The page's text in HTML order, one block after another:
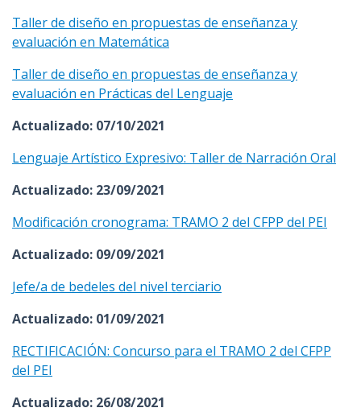
Taller de diseño en propuestas de enseñanza y
evaluación en Matemática
Taller de diseño en propuestas de enseñanza y
evaluación en Prácticas del Lenguaje
Actualizado: 07/10/2021
Lenguaje Artístico Expresivo: Taller de Narración Oral
Actualizado: 23/09/2021
Modificación cronograma: TRAMO 2 del CFPP del PEI
Actualizado: 09/09/2021
Jefe/a de bedeles del nivel terciario
Actualizado: 01/09/2021
RECTIFICACIÓN: Concurso para el TRAMO 2 del CFPP
del PEI
Actualizado: 26/08/2021